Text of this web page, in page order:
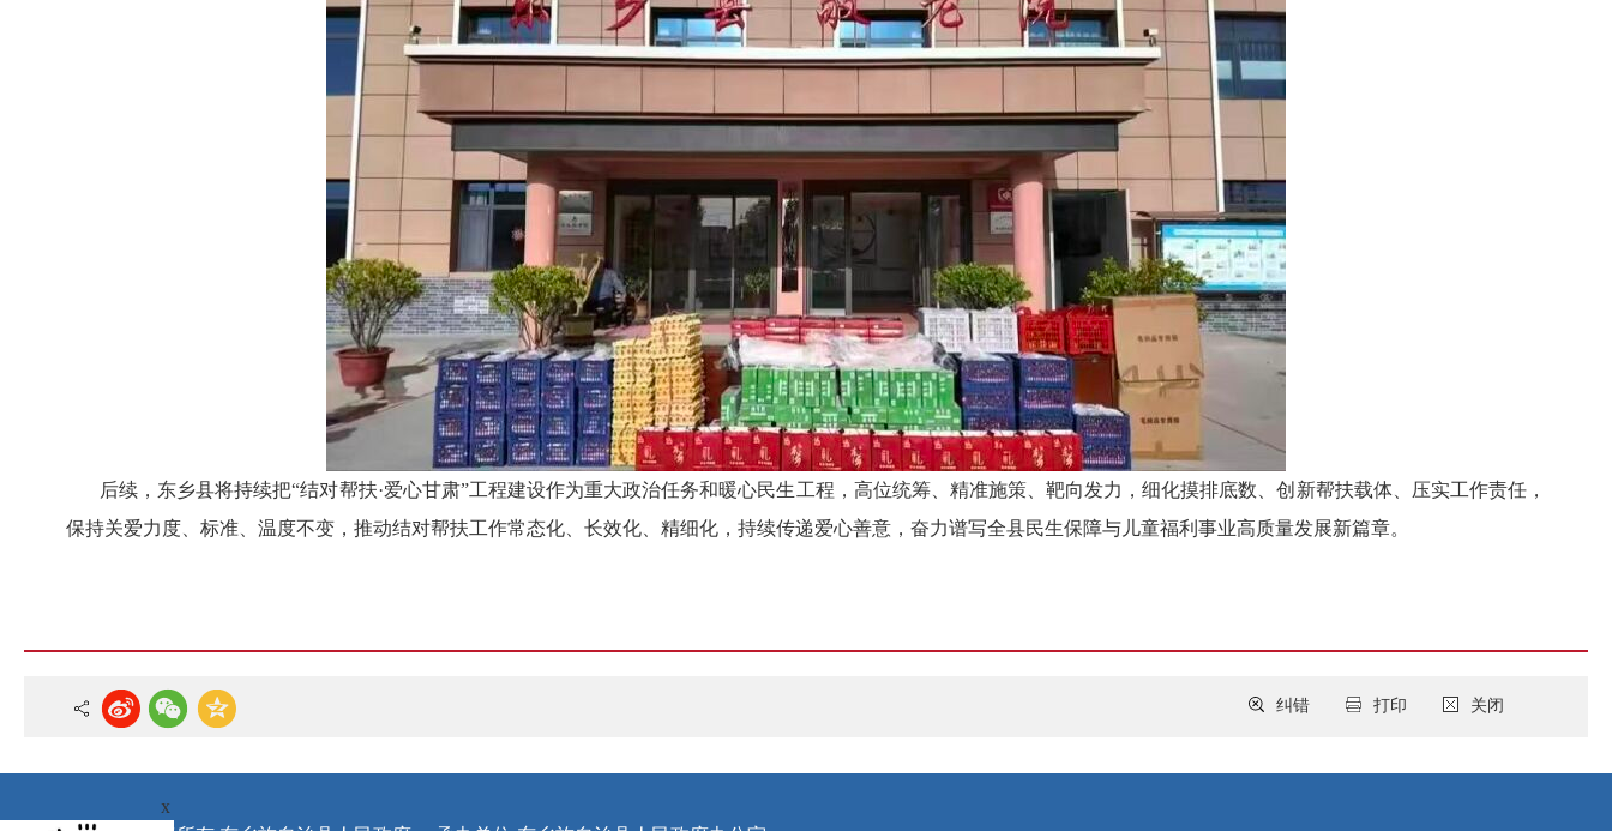
后续，东乡县将持续把“结对帮扶·爱心甘肃”工程建设作为重大政治任务和暖心民生工程，高位统筹、精准施策、靶向发力，细化摸排底数、创新帮扶载体、压实工作责任，
保持关爱力度、标准、温度不变，推动结对帮扶工作常态化、长效化、精细化，持续传递爱心善意，奋力谱写全县民生保障与儿童福利事业高质量发展新篇章。
关闭
打印
纠错
x